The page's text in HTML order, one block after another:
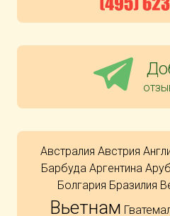
Австралия Австрия
Барбуда Аргентина
Болгария Бразилия
Вьетнам